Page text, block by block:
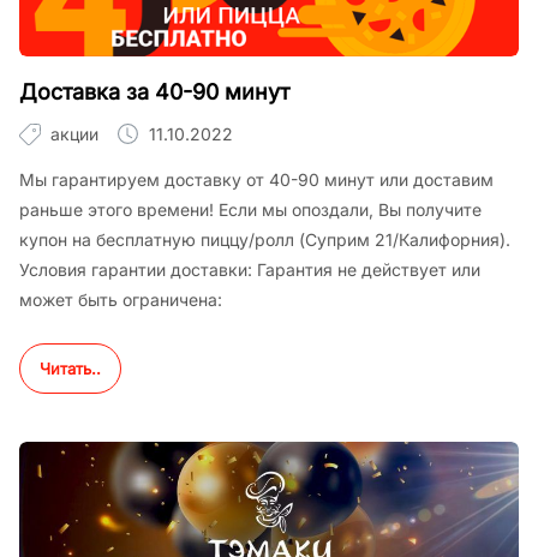
Доставка за 40-90 минут
акции 11.10.2022
Мы гарантируем доставку от 40-90 минут или доставим
раньше этого времени! Если мы опоздали, Вы получите
купон на бесплатную пиццу/ролл (Суприм 21/Калифорния).
Условия гарантии доставки: Гарантия не действует или
может быть ограничена:
Читать..